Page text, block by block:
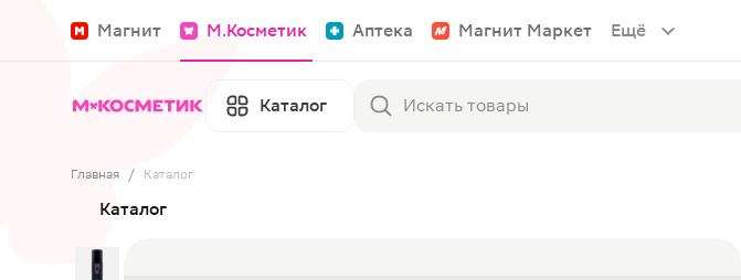
Магнит М.Косметик Аптека Магнит Маркет Ещё
Каталог
Главная / Каталог
Каталог